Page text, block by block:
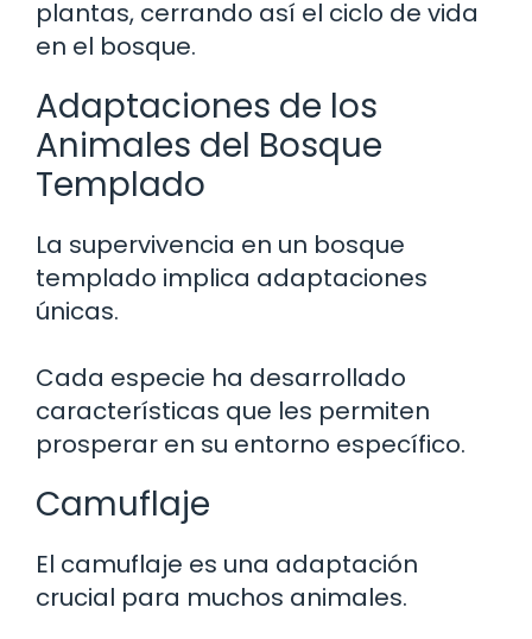
plantas, cerrando así el ciclo de vida
en el bosque.
Adaptaciones de los
Animales del Bosque
Templado
La supervivencia en un bosque
templado implica adaptaciones
únicas.
Cada especie ha desarrollado
características que les permiten
prosperar en su entorno específico.
Camuflaje
El camuflaje es una adaptación
crucial para muchos animales.